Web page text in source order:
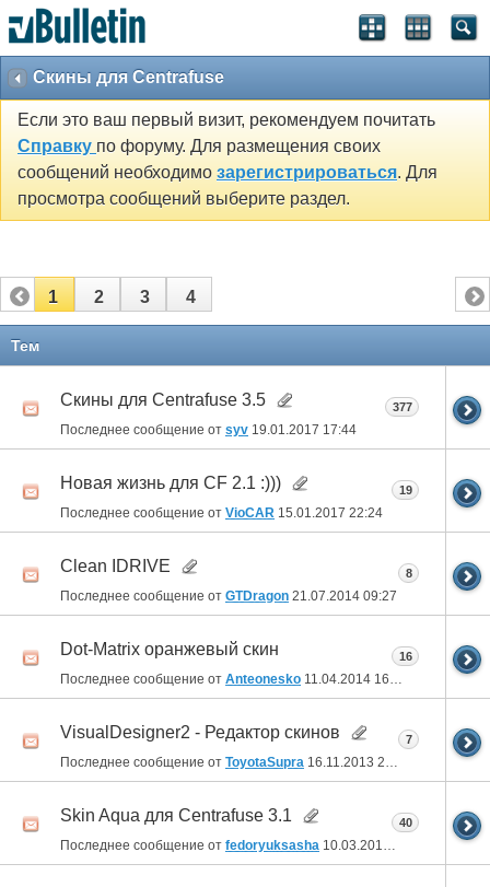
Скины для Centrafuse
Если это ваш первый визит, рекомендуем почитать
Справку по форуму. Для размещения своих
сообщений необходимо зарегистрироваться. Для
просмотра сообщений выберите раздел.
1 2 3 4
Тем
Скины для Centrafuse 3.5
Последнее сообщение от syv 19.01.2017 17:44
377
Новая жизнь для CF 2.1 :)))
Последнее сообщение от VioCAR 15.01.2017 22:24
19
Clean IDRIVE
Последнее сообщение от GTDragon 21.07.2014 09:27
8
Dot-Matrix оранжевый скин
Последнее сообщение от Anteonesko 11.04.2014 16:46
16
VisualDesigner2 - Редактор скинов
Последнее сообщение от ToyotaSupra 16.11.2013 22:04
7
Skin Aqua для Centrafuse 3.1
Последнее сообщение от fedoryuksasha 10.03.2013
40